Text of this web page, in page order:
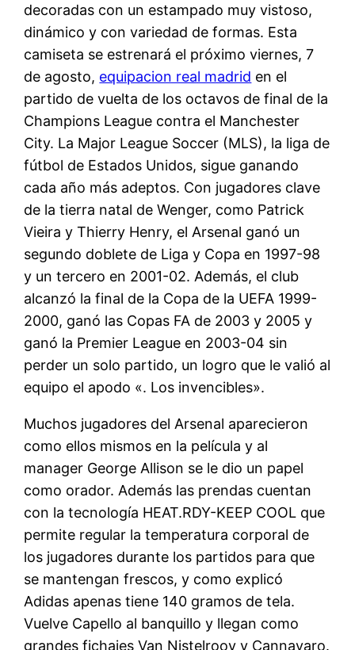
decoradas con un estampado muy vistoso,
dinámico y con variedad de formas. Esta
camiseta se estrenará el próximo viernes, 7
de agosto, equipacion real madrid en el
partido de vuelta de los octavos de final de la
Champions League contra el Manchester
City. La Major League Soccer (MLS), la liga de
fútbol de Estados Unidos, sigue ganando
cada año más adeptos. Con jugadores clave
de la tierra natal de Wenger, como Patrick
Vieira y Thierry Henry, el Arsenal ganó un
segundo doblete de Liga y Copa en 1997-98
y un tercero en 2001-02. Además, el club
alcanzó la final de la Copa de la UEFA 1999-
2000, ganó las Copas FA de 2003 y 2005 y
ganó la Premier League en 2003-04 sin
perder un solo partido, un logro que le valió al
equipo el apodo «. Los invencibles».
Muchos jugadores del Arsenal aparecieron
como ellos mismos en la película y al
manager George Allison se le dio un papel
como orador. Además las prendas cuentan
con la tecnología HEAT.RDY-KEEP COOL que
permite regular la temperatura corporal de
los jugadores durante los partidos para que
se mantengan frescos, y como explicó
Adidas apenas tiene 140 gramos de tela.
Vuelve Capello al banquillo y llegan como
grandes fichajes Van Nistelrooy y Cannavaro.